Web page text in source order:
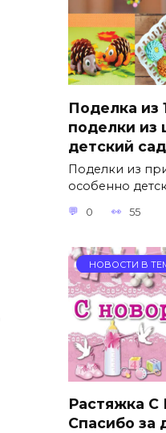
Поделка из
поделки из
детский сад
Поделки из
особенно
0 55
НОВОСТИ В
Растяжка
Спасибо за